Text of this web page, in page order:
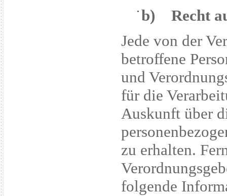
b) Recht
Jede von der
betroffene
und
für die
Auskunft über
zu erhalten.
folgende